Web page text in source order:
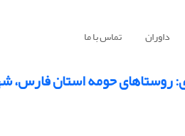
داوران تماس با ما